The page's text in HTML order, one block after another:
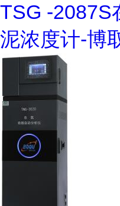
TSG -2087S
泥浓度计-博